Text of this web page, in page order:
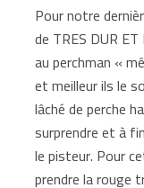
Pour notre
de TRES DUR
au perchman «
et meilleur ils le
lâché de perche
surprendre et à
le pisteur. Pour
prendre la rouge